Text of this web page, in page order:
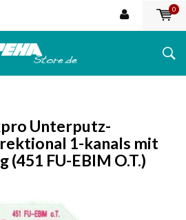
0
Unterputz-
1-kanals mit
(451 FU-EBIM O.T.)